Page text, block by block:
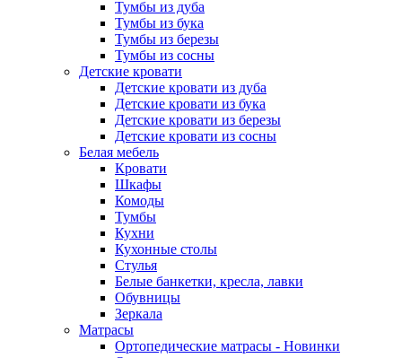
Тумбы из дуба
Тумбы из бука
Тумбы из березы
Тумбы из сосны
Детские кровати
Детские кровати из дуба
Детские кровати из бука
Детские кровати из березы
Детские кровати из сосны
Белая мебель
Кровати
Шкафы
Комоды
Тумбы
Кухни
Кухонные столы
Стулья
Белые банкетки, кресла, лавки
Обувницы
Зеркала
Матрасы
Ортопедические матрасы - Новинки